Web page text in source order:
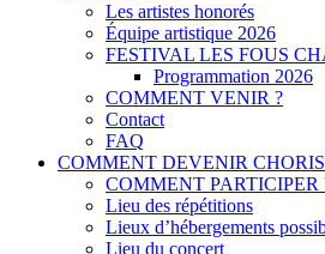
Les artistes honorés
Équipe artistique 2026
FESTIVAL LES FOUS
Programmation 2026
COMMENT VENIR ?
Contact
FAQ
COMMENT DEVENIR
COMMENT PARTICIPER
Lieu des répétitions
Lieux d’hébergements
Lieu du concert